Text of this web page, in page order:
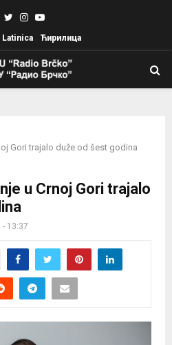
TwitterInstagram
Youtube
Latinica Ћирилица
Gori trajalo duže od šest godina
u Crnoj Gori trajalo
- 13:37